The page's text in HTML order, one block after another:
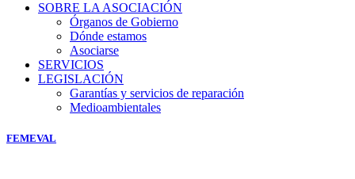
SOBRE LA ASOCIACIÓN
Órganos de Gobierno
Dónde estamos
Asociarse
SERVICIOS
LEGISLACIÓN
Garantías y servicios de reparación
Medioambientales
FEMEVAL